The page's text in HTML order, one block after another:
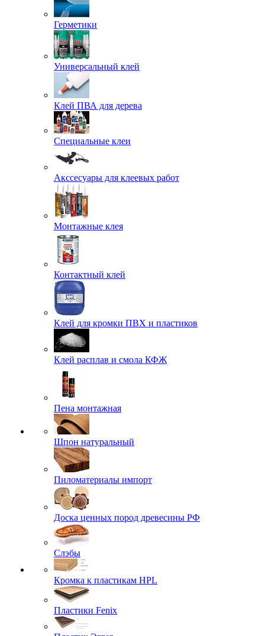
Герметики
Универсальный клей
Клей ПВА для дерева
Специальные клеи
Акссесуары для клеевых работ
Монтажные клея
Контактный клей
Клей для кромки ПВХ и пластиков
Клей расплав и смола КФЖ
Пена монтажная
Шпон натуральный
Пиломатериалы импорт
Доска ценных пород древесины РФ
Слэбы
Кромка к пластикам HPL
Пластики Fenix